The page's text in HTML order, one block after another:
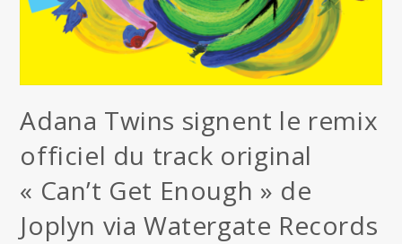
Adana Twins signent le remix
officiel du track original
« Can’t Get Enough » de
Joplyn via Watergate Records